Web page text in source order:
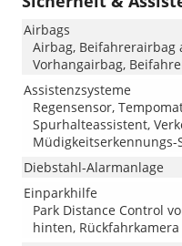
Airbags
Airbag, Beifahrerairbag
Vorhangairbag,
Assistenzsysteme
Regensensor,
Spurhalteassistent,
Diebstahl-Alarmanlage
Einparkhilfe
Park Distance Control
hinten, Rückfahrkamera